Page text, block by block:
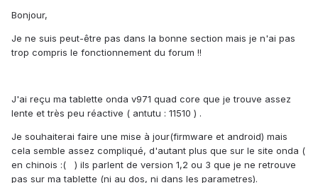
Bonjour,
Je ne suis peut-être pas dans la bonne section mais je n'ai pas
trop compris le fonctionnement du forum !!
J'ai reçu ma tablette onda v971 quad core que je trouve assez
lente et très peu réactive ( antutu : 11510 ) .
Je souhaiterai faire une mise à jour(firmware et android) mais
cela semble assez compliqué, d'autant plus que sur le site onda (
en chinois :( ) ils parlent de version 1,2 ou 3 que je ne retrouve
pas sur ma tablette (ni au dos, ni dans les parametres).